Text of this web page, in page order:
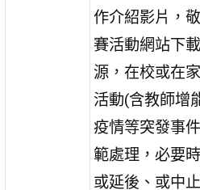
作介紹影片，
賽活動網站下
源，在校或在
活動(含教師增
疫情等突發事
範處理，必要
或延後、或中